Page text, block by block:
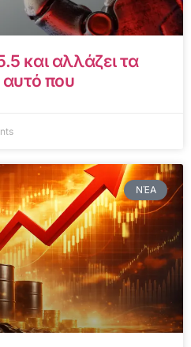
και αλλάζει τα
αυτό που
ΝΈΑ